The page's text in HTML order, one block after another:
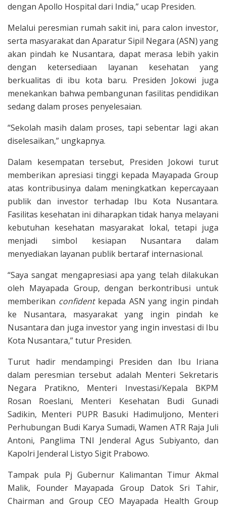
dengan Apollo Hospital dari India,” ucap Presiden.
Melalui peresmian rumah sakit ini, para calon investor,
serta masyarakat dan Aparatur Sipil Negara (ASN) yang
akan pindah ke Nusantara, dapat merasa lebih yakin
dengan ketersediaan layanan kesehatan yang
berkualitas di ibu kota baru. Presiden Jokowi juga
menekankan bahwa pembangunan fasilitas pendidikan
sedang dalam proses penyelesaian.
“Sekolah masih dalam proses, tapi sebentar lagi akan
diselesaikan,” ungkapnya.
Dalam kesempatan tersebut, Presiden Jokowi turut
memberikan apresiasi tinggi kepada Mayapada Group
atas kontribusinya dalam meningkatkan kepercayaan
publik dan investor terhadap Ibu Kota Nusantara.
Fasilitas kesehatan ini diharapkan tidak hanya melayani
kebutuhan kesehatan masyarakat lokal, tetapi juga
menjadi simbol kesiapan Nusantara dalam
menyediakan layanan publik bertaraf internasional.
“Saya sangat mengapresiasi apa yang telah dilakukan
oleh Mayapada Group, dengan berkontribusi untuk
memberikan confidentkepada ASN yang ingin pindah
ke Nusantara, masyarakat yang ingin pindah ke
Nusantara dan juga investor yang ingin investasi di Ibu
Kota Nusantara,” tutur Presiden.
Turut hadir mendampingi Presiden dan Ibu Iriana
dalam peresmian tersebut adalah Menteri Sekretaris
Negara Pratikno, Menteri Investasi/Kepala BKPM
Rosan Roeslani, Menteri Kesehatan Budi Gunadi
Sadikin, Menteri PUPR Basuki Hadimuljono, Menteri
Perhubungan Budi Karya Sumadi, Wamen ATR Raja Juli
Antoni, Panglima TNI Jenderal Agus Subiyanto, dan
Kapolri Jenderal Listyo Sigit Prabowo.
Tampak pula Pj Gubernur Kalimantan Timur Akmal
Malik, Founder Mayapada Group Datok Sri Tahir,
Chairman and Group CEO Mayapada Health Group